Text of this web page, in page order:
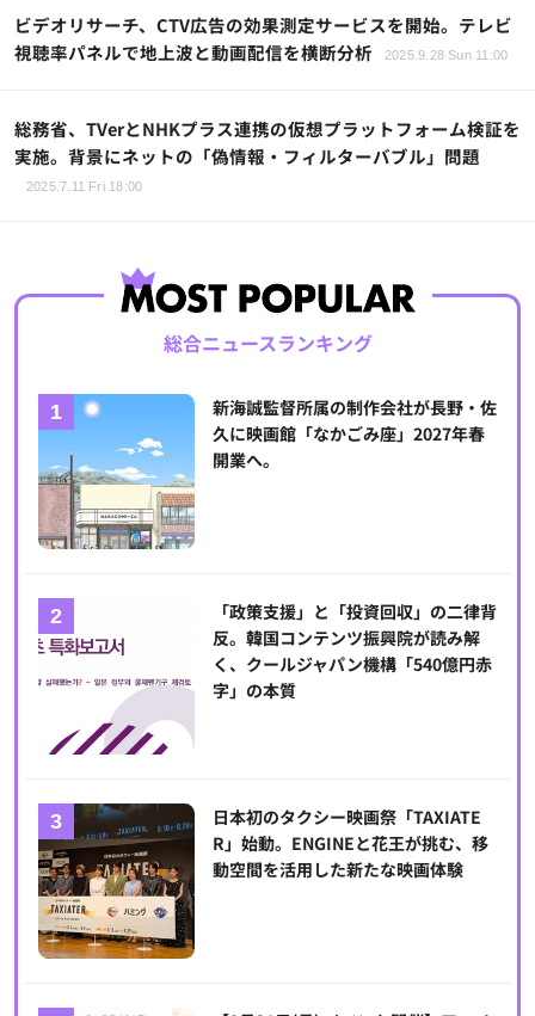
ビデオリサーチ、CTV広告の効果測定サービスを開始。テレビ
視聴率パネルで地上波と動画配信を横断分析
2025.9.28 Sun 11:00
総務省、TVerとNHKプラス連携の仮想プラットフォーム検証を
実施。背景にネットの「偽情報・フィルターバブル」問題
2025.7.11 Fri 18:00
総合ニュースランキング
新海誠監督所属の制作会社が長野・佐
久に映画館「なかごみ座」2027年春
開業へ。
「政策支援」と「投資回収」の二律背
反。韓国コンテンツ振興院が読み解
く、クールジャパン機構「540億円赤
字」の本質
日本初のタクシー映画祭「TAXIATE
R」始動。ENGINEと花王が挑む、移
動空間を活用した新たな映画体験